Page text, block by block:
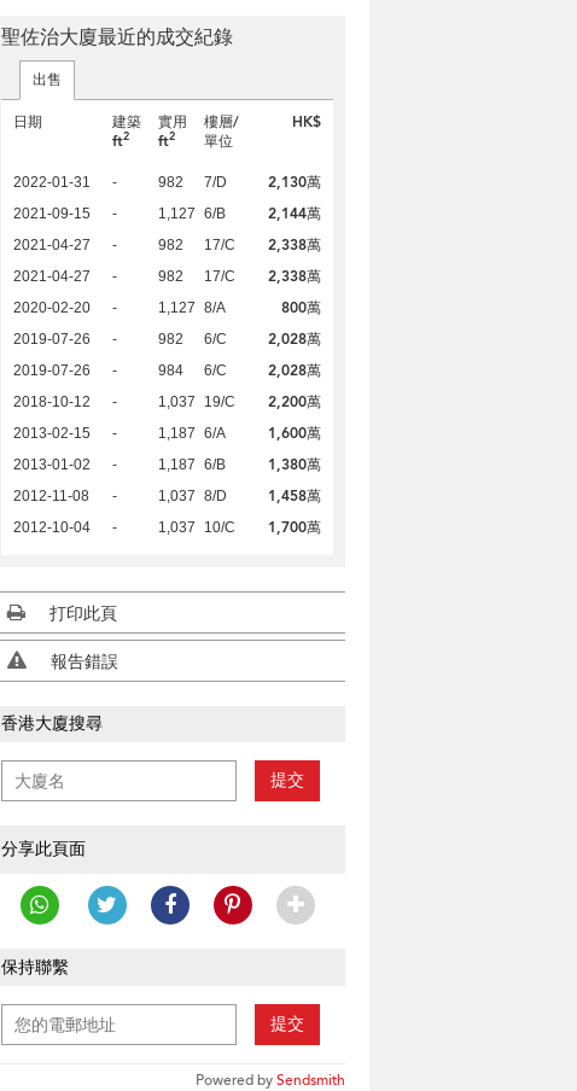
聖佐治大廈最近的成交紀錄
出售
日期
建築
ft2
實用
ft2
樓層/
單位
HK$
2022-01-31 - 982 7/D 2,130萬
2021-09-15 - 1,127 6/B 2,144萬
2021-04-27 - 982 17/C 2,338萬
2021-04-27 - 982 17/C 2,338萬
2020-02-20 - 1,127 8/A 800萬
2019-07-26 - 982 6/C 2,028萬
2019-07-26 - 984 6/C 2,028萬
2018-10-12 - 1,037 19/C 2,200萬
2013-02-15 - 1,187 6/A 1,600萬
2013-01-02 - 1,187 6/B 1,380萬
2012-11-08 - 1,037 8/D 1,458萬
2012-10-04 - 1,037 10/C 1,700萬
打印此頁
報告錯誤
香港大廈搜尋
提交
分享此頁面
保持聯繫
提交
Powered bySendsmith